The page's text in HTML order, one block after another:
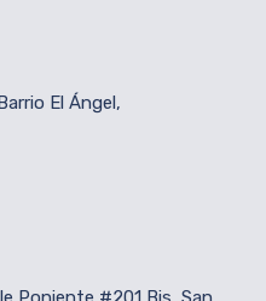
El Ángel,